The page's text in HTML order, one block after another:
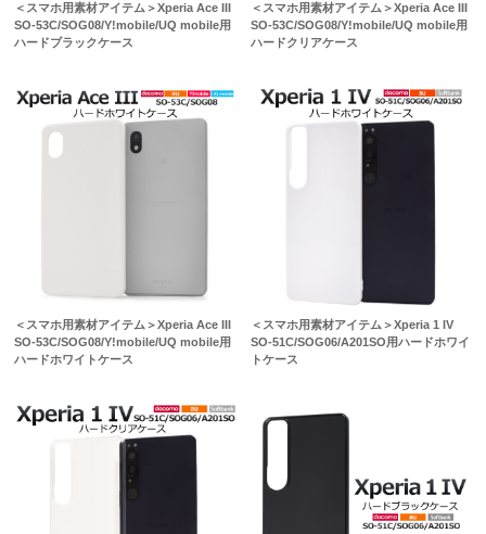
＜スマホ用素材アイテム＞Xperia Ace III
SO-53C/SOG08/Y!mobile/UQ mobile用
ハードブラックケース
＜スマホ用素材アイテム＞Xperia Ace III
SO-53C/SOG08/Y!mobile/UQ mobile用
ハードクリアケース
＜スマホ用素材アイテム＞Xperia Ace III
SO-53C/SOG08/Y!mobile/UQ mobile用
ハードホワイトケース
＜スマホ用素材アイテム＞Xperia 1 IV
SO-51C/SOG06/A201SO用ハードホワイ
トケース